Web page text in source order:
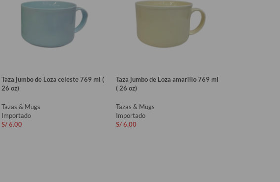
Taza jumbo de Loza celeste 769 ml (
26 oz)
Tazas & Mugs
Importado
S/6.00
Taza jumbo de Loza amarillo 769 ml
( 26 oz)
Tazas & Mugs
Importado
S/6.00